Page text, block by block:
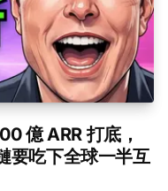
億 ARR 打底，
要吃下全球一半互